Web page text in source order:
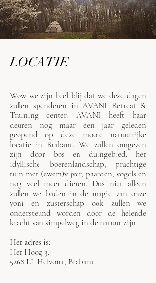
LOCATIE
Wow we zijn heel blij dat we deze dagen
zullen spenderen in AVANI Retreat &
Training center. AVANI heeft haar
deuren nog maar een jaar geleden
geopend op deze mooie natuurrijke
locatie in Brabant. We zullen omgeven
zijn door bos en duingebied, het
idyllische boerenlandschap, prachtige
tuin met (zwem)vijver, paarden, vogels en
nog veel meer dieren. Dus niet alleen
zullen we baden in de magie van onze
yoni en zusterschap ook zullen we
ondersteund worden door de helende
kracht van simpelweg in de natuur zijn.
Het adres is:
Het Hoog 3,
5268 LL Helvoirt, Brabant